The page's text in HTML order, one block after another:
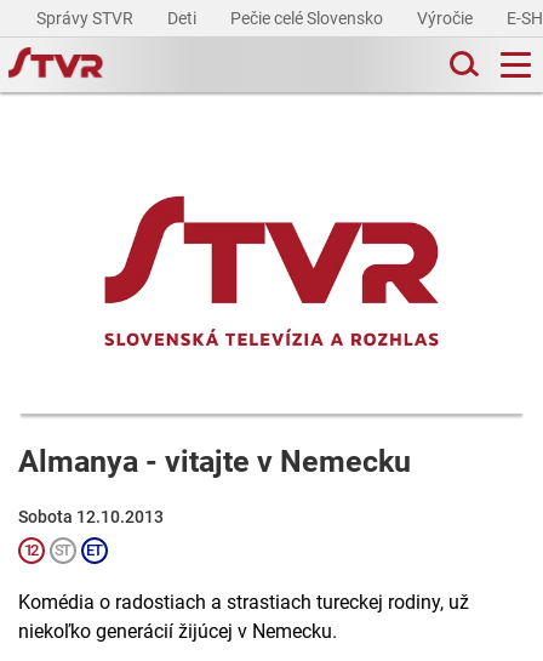
Správy STVR Deti Pečie celé Slovensko Výročie E-
Almanya - vitajte v Nemecku
Sobota 12.10.2013
Komédia o radostiach a strastiach tureckej rodiny, už
niekoľko generácií žijúcej v Nemecku.